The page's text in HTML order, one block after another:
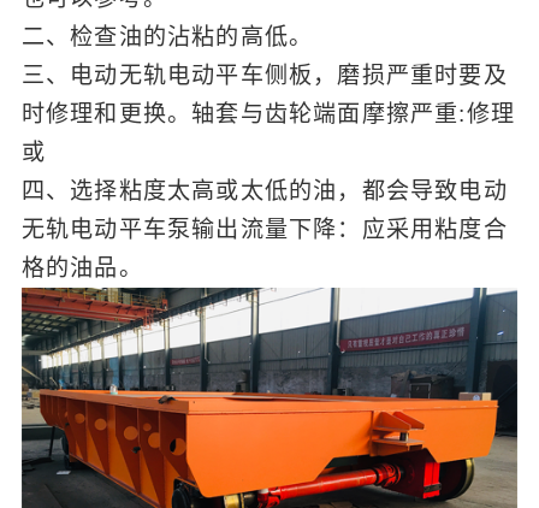
二、检查油的沾粘的高低。
三、电动无轨电动平车侧板，磨损严重时要及
时修理和更换。轴套与齿轮端面摩擦严重:修理
或
四、选择粘度太高或太低的油，都会导致电动
无轨电动平车泵输出流量下降：应采用粘度合
格的油品。